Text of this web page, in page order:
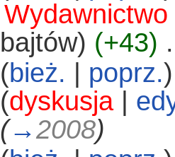
Wydawnictwo
bajtów) (+43)
(bież. poprz.)
(dyskusja|
(→2008)